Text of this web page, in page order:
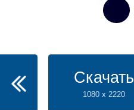
Скачать
1080 x 2220